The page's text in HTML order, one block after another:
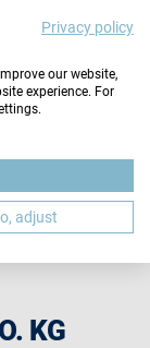
organiser
of all
KG
Privacy policy
our website,
experience. For
adjust